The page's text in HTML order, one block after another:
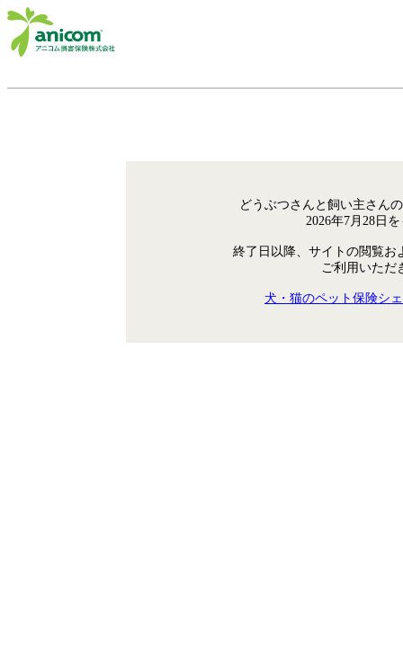
どうぶつさんと飼い主さん
2026年7月28日
終了日以降、サイトの閲覧お
ご利用いただ
犬・猫のペット保険シ